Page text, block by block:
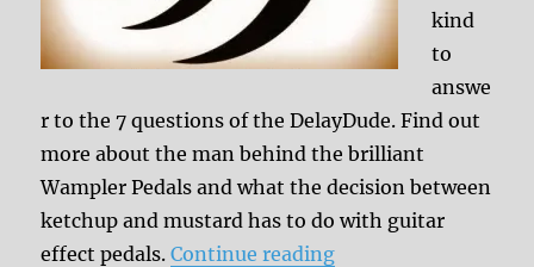
kind
to
answe
r to the 7 questions of the DelayDude. Find out
more about the man behind the brilliant
Wampler Pedals and what the decision between
ketchup and mustard has to do with guitar
effect pedals.Continue reading“7 questions to